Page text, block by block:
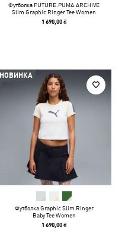
Футболка FUTURE.PUMA.ARCHIVE
Slim Graphic Ringer Tee Women
1 690,00 ₴
НОВИНКА
Футболка Graphic Slim Ringer
Baby Tee Women
1 690,00 ₴